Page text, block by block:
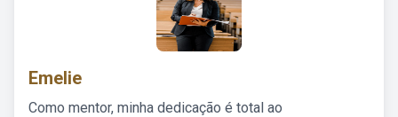
Emelie
Como mentor, minha dedicação é total ao